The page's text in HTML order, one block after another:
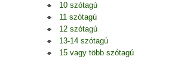
10 szótagú
11 szótagú
12 szótagú
13-14 szótagú
15 vagy több szótagú